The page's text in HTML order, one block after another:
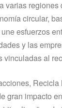
varias regiones
circular,
esfuerzos
y las
vinculadas al
Recicla
gran impacto